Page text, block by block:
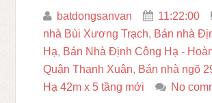
batdongsanvan 11:22:00
nhà Bùi Xương Trạch, Bán nhà
Hạ, Bán Nhà Định Công Hạ -
Quận Thanh Xuân, Bán nhà ngõ
Hạ 42m x 5 tầng mới
No